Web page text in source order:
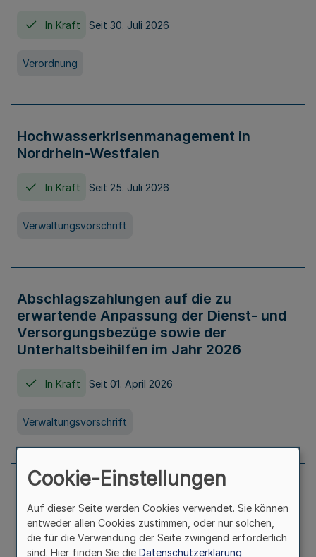
In Kraft Seit 30. Juli 2026
Verordnung
Hochwasserkrisenmanagement in
Nordrhein-Westfalen
In Kraft Seit 25. Juli 2026
Verwaltungsvorschrift
Abschlagszahlungen auf die zu
erwartende Anpassung der Dienst- und
Versorgungsbezüge sowie der
Unterhaltsbeihilfen im Jahr 2026
In Kraft Seit 01. April 2026
Verwaltungsvorschrift
Richtlinie zur Gewährung von
Zuwendungen für Maßnahmen zur
Stärkung der alltagsintegrierten
sprachlichen Bildungsarbeit in
Cookie-Einstellungen
Auf dieser Seite werden Cookies verwendet. Sie können
entweder allen Cookies zustimmen, oder nur solchen,
die für die Verwendung der Seite zwingend erforderlich
sind. Hier finden Sie die Datenschutzerklärung